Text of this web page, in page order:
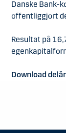
Danske Bank-
offentliggjort
Resultat på
Download